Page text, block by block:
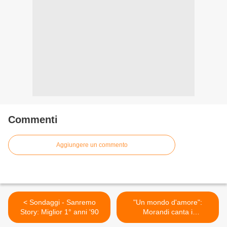
Commenti
Aggiungere un commento
< Sondaggi - Sanremo
Story: Miglior 1° anni '90
"Un mondo d'amore":
Morandi canta i
comandamenti del cuore >